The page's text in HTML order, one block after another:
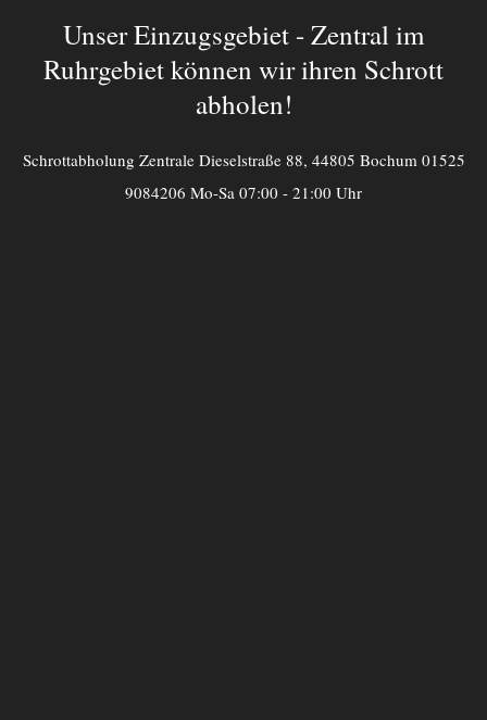
Unser Einzugsgebiet - Zentral im
Ruhrgebiet können wir ihren Schrott
abholen!
Schrottabholung Zentrale Dieselstraße 88, 44805 Bochum 01525
9084206 Mo-Sa 07:00 - 21:00 Uhr